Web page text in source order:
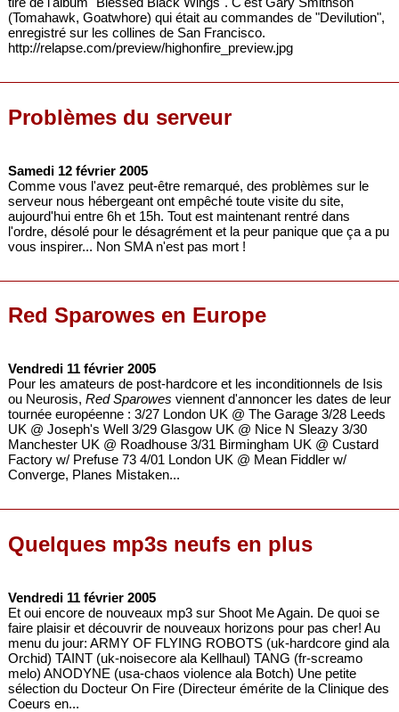
(Tomahawk, Goatwhore) qui était au commandes de "Devilution",
enregistré sur les collines de San Francisco.
http://relapse.com/preview/highonfire_preview.jpg
Problèmes du serveur
Samedi 12 février 2005
Comme vous l'avez peut-être remarqué, des problèmes sur le
serveur nous hébergeant ont empêché toute visite du site,
aujourd'hui entre 6h et 15h. Tout est maintenant rentré dans
l'ordre, désolé pour le désagrément et la peur panique que ça a pu
vous inspirer... Non SMA n'est pas mort !
Red Sparowes en Europe
Vendredi 11 février 2005
Pour les amateurs de post-hardcore et les inconditionnels de Isis
ou Neurosis, Red Sparowes viennent d'annoncer les dates de leur
tournée européenne : 3/27 London UK @ The Garage 3/28 Leeds
UK @ Joseph's Well 3/29 Glasgow UK @ Nice N Sleazy 3/30
Manchester UK @ Roadhouse 3/31 Birmingham UK @ Custard
Factory w/ Prefuse 73 4/01 London UK @ Mean Fiddler w/
Converge, Planes Mistaken...
Quelques mp3s neufs en plus
Vendredi 11 février 2005
Et oui encore de nouveaux mp3 sur Shoot Me Again. De quoi se
faire plaisir et découvrir de nouveaux horizons pour pas cher! Au
menu du jour: ARMY OF FLYING ROBOTS (uk-hardcore gind ala
Orchid) TAINT (uk-noisecore ala Kellhaul) TANG (fr-screamo
melo) ANODYNE (usa-chaos violence ala Botch) Une petite
sélection du Docteur On Fire (Directeur émérite de la Clinique des
Coeurs en...